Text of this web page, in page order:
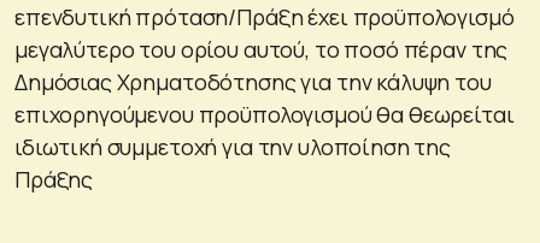
επενδυτική πρόταση/Πράξη έχει προϋπολογισμό
μεγαλύτερο του ορίου αυτού, το ποσό πέραν της
Δημόσιας Χρηματοδότησης για την κάλυψη του
επιχορηγούμενου προϋπολογισμού θα θεωρείται
ιδιωτική συμμετοχή για την υλοποίηση της
Πράξης